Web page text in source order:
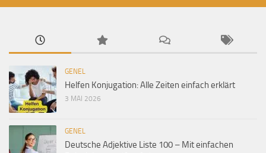
GENEL
Helfen Konjugation: Alle Zeiten einfach erklärt
3 MAI 2026
GENEL
Deutsche Adjektive Liste 100 – Mit einfachen